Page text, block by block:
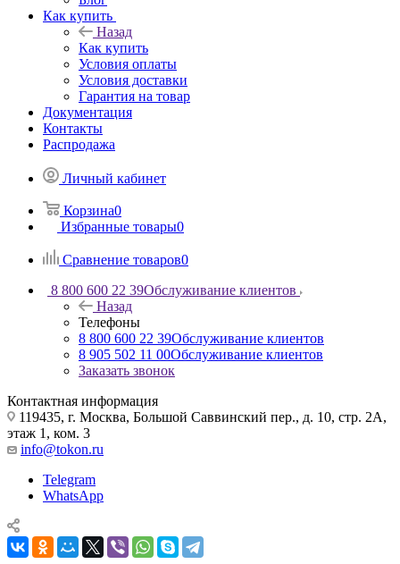
Как купить
Назад
Как купить
Условия оплаты
Условия доставки
Гарантия на товар
Документация
Контакты
Распродажа
Личный кабинет
Корзина0
Избранные товары0
Сравнение товаров0
8 800 600 22 39Обслуживание клиентов
Назад
Телефоны
8 800 600 22 39Обслуживание клиентов
8 905 502 11 00Обслуживание клиентов
Заказать звонок
Контактная информация
119435, г. Москва, Большой Саввинский пер., д. 10, стр. 2А,
этаж 1, ком. 3
info@tokon.ru
Telegram
WhatsApp